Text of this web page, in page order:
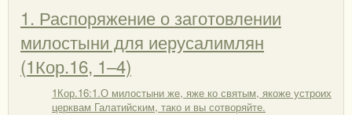
1. Распоряжение о заготовлении
милостыни для иерусалимлян
(1Кор.16, 1–4)
1Кор.16:1.О милостыни же, яже ко святым, якоже устроих
церквам Галатийским, тако и вы сотворяйте.